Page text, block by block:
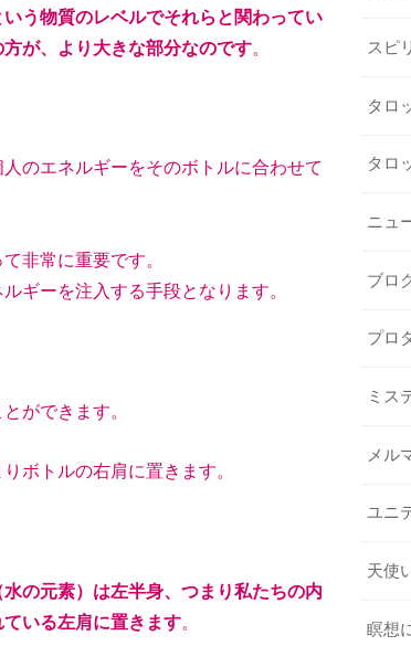
う物質のレベルでそれらと関わってい
が、より大きな部分なのです
のエネルギーをそのボトルに合わせて
非常に重要です。
ギーを注入する手段となります。
ができます。
ボトルの右肩に置きます。
の元素）は左半身、つまり私たちの内
いる左肩に置きます。
スピ
タロ
タロ
ニュ
ブロ
プロ
ミス
メル
ユニ
天使
瞑想